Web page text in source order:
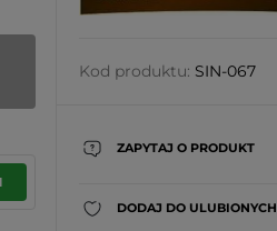
Kod produktu: SIN-067
ZAPYTAJ O PRODUKT
DODAJ DO ULUBIONYCH